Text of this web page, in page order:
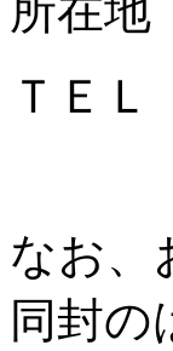
所在
ＴＥ
なお、
同封の